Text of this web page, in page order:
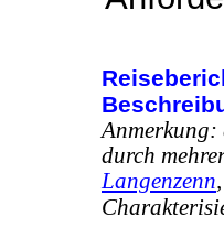
Anmerkung:
durch
Langenzenn